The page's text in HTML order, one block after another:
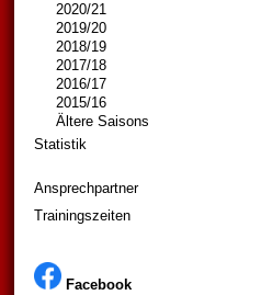
2020/21
2019/20
2018/19
2017/18
2016/17
2015/16
Ältere Saisons
Statistik
Ansprechpartner
Trainingszeiten
Facebook